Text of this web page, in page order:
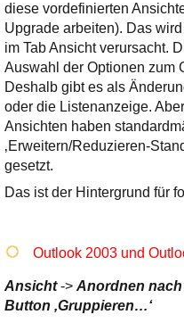
diese vordefinierten
Upgrade arbeiten). Das
im Tab Ansicht verursacht.
Auswahl der Optionen zum
Deshalb gibt es als
oder die Listenanzeige.
Ansichten haben
‚Erweitern/Reduzieren-
gesetzt.
Das ist der Hintergrund für
Outlook 2003 und
Ansicht-> Anordnen nach
Button ‚Gruppieren…‘